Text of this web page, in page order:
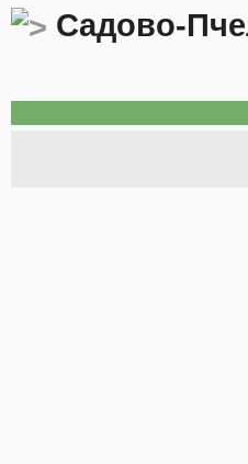
Садово-